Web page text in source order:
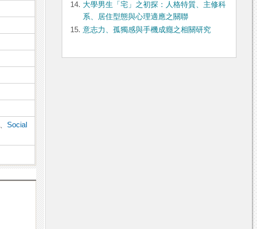
Social
14. 大學男生「宅」之初探：人格特質、主修科
系、居住型態與心理適應之關聯
15. 意志力、孤獨感與手機成癮之相關研究